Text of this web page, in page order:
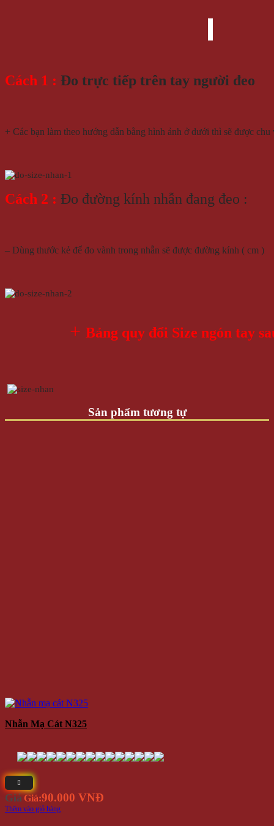
Cách 1 : Đo trực tiếp trên tay người đeo
+ Các bạn làm theo hướng dẫn bằng hình ảnh ở dưới thì sẽ được chu
Cách 2 : Đo đường kính nhẫn đang đeo :
– Dùng thước kẻ để đo vành trong nhẫn sẽ được đường kính ( cm )
+ Bảng quy đổi Size ngón tay
Sản phẩm tương tự
Nhẫn Mạ Cát N325
Giá Giá:90.000 VNĐ
Thêm vào giỏ hàng